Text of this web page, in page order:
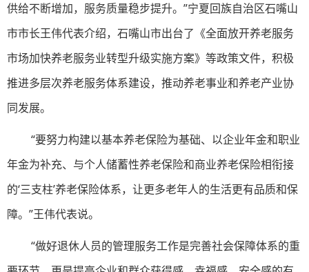
供给不断增加，服务质量稳步提升。”宁夏回族自治区石嘴山
市市长王伟代表介绍，石嘴山市出台了《全面放开养老服务
市场加快养老服务业转型升级实施方案》等政策文件，积极
推进多层次养老服务体系建设，推动养老事业和养老产业协
同发展。
“要努力构建以基本养老保险为基础、以企业年金和职业
年金为补充、与个人储蓄性养老保险和商业养老保险相衔接
的‘三支柱’养老保险体系，让更多老年人的生活更有品质和保
障。”王伟代表说。
“做好退休人员的管理服务工作是完善社会保障体系的重